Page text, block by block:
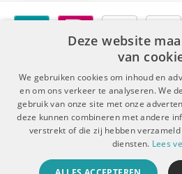
Algemene voorwaarden |
Sitemap | RSS
© Copyright 2026 - De Boer Dental |
Deze website
van
We gebruiken cookies om inhoud en
en om ons verkeer te analyseren. We
gebruik van onze site met onze
deze kunnen combineren met andere
verstrekt of die zij hebben
diensten. Lees